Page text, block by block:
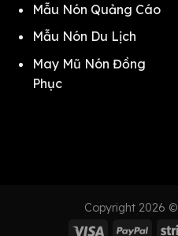
Mẫu Nón Quảng Cáo
Mẫu Nón Du Lịch
May Mũ Nón Đồng
Phục
Copyright 2026 ©